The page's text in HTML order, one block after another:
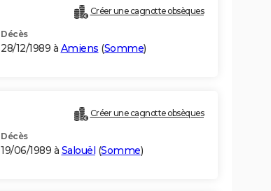
Créer une cagnotte obsèques
Décès
28/12/1989 à Amiens (Somme)
Créer une cagnotte obsèques
Décès
19/06/1989 à Salouël (Somme)